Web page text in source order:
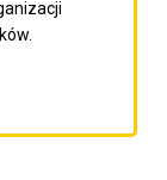
do następnego